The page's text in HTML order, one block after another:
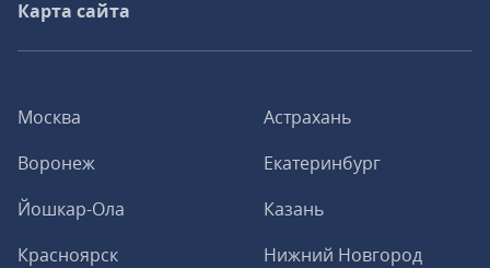
Москва
Астрахань
Воронеж
Екатеринбург
Йошкар-Ола
Казань
Красноярск
Нижний Новгород
Карта сайта